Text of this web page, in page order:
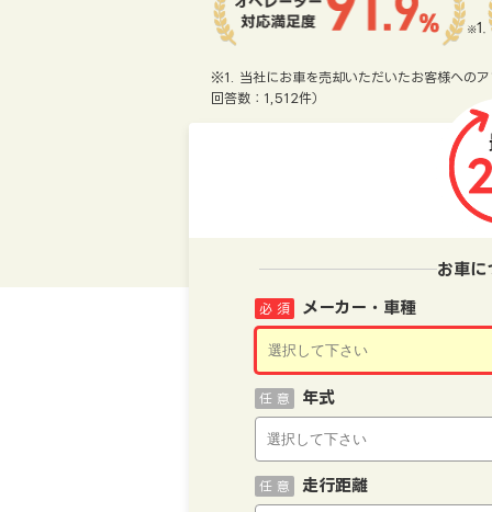
※1. 当社にお車を売却いただいたお客様への
回答数：1,512件）
お車に
メーカー・車種
必 須
年式
任 意
走行距離
任 意